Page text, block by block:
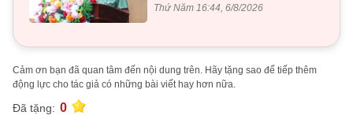
Thứ Năm 16:44, 6/8/2026
Cảm ơn bạn đã quan tâm đến nội dung trên. Hãy tặng sao để tiếp thêm
động lực cho tác giả có những bài viết hay hơn nữa.
Đã tặng: 0